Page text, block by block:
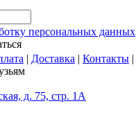
персональных данных
| Доставка | Контакты |
д. 75, стр. 1А